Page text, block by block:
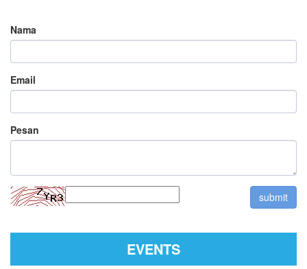
Nama
Email
Pesan
EVENTS